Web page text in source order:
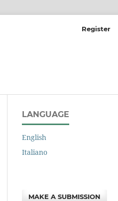
Register
LANGUAGE
English
Italiano
MAKE A SUBMISSION